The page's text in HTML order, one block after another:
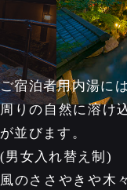
ご宿泊者用内湯に
周りの自然に溶け
が並びます。
(男女入れ替え制)
風のささやきや木